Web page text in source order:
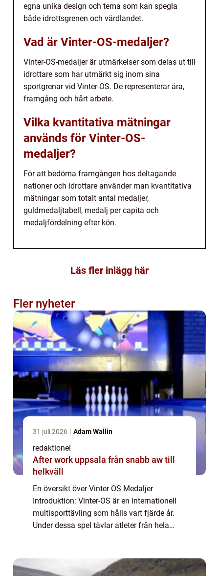
egna unika design och tema som kan spegla
både idrottsgrenen och värdlandet.
Vad är Vinter-OS-medaljer?
Vinter-OS-medaljer är utmärkelser som delas ut till
idrottare som har utmärkt sig inom sina
sportgrenar vid Vinter-OS. De representerar ära,
framgång och hårt arbete.
Vilka kvantitativa mätningar
används för Vinter-OS-
medaljer?
För att bedöma framgången hos deltagande
nationer och idrottare använder man kvantitativa
mätningar som totalt antal medaljer,
guldmedaljtabell, medalj per capita och
medaljfördelning efter kön.
Läs fler inlägg här
Fler nyheter
31 juli 2026 Adam Wallin
redaktionel
After work uppsala från snabb aw till
helkväll
En översikt över Vinter OS Medaljer
Introduktion: Vinter-OS är en internationell
multisporttävling som hålls vart fjärde år.
Under dessa spel tävlar atleter från hela